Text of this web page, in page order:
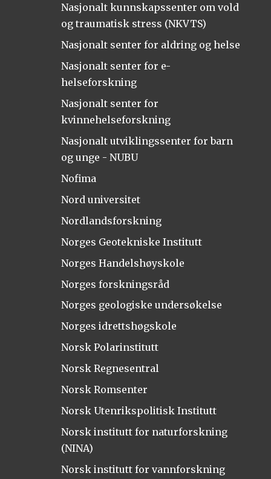
Nasjonalt kunnskapssenter om vold
og traumatisk stress (NKVTS)
Nasjonalt senter for aldring og helse
Nasjonalt senter for e-
helseforskning
Nasjonalt senter for
kvinnehelseforskning
Nasjonalt utviklingssenter for barn
og unge - NUBU
Nofima
Nord universitet
Nordlandsforskning
Norges Geotekniske Institutt
Norges Handelshøyskole
Norges forskningsråd
Norges geologiske undersøkelse
Norges idrettshøgskole
Norsk Polarinstitutt
Norsk Regnesentral
Norsk Romsenter
Norsk Utenrikspolitisk Institutt
Norsk institutt for naturforskning
(NINA)
Norsk institutt for vannforskning